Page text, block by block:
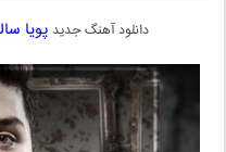
دانلود آهنگ جدیدپویا